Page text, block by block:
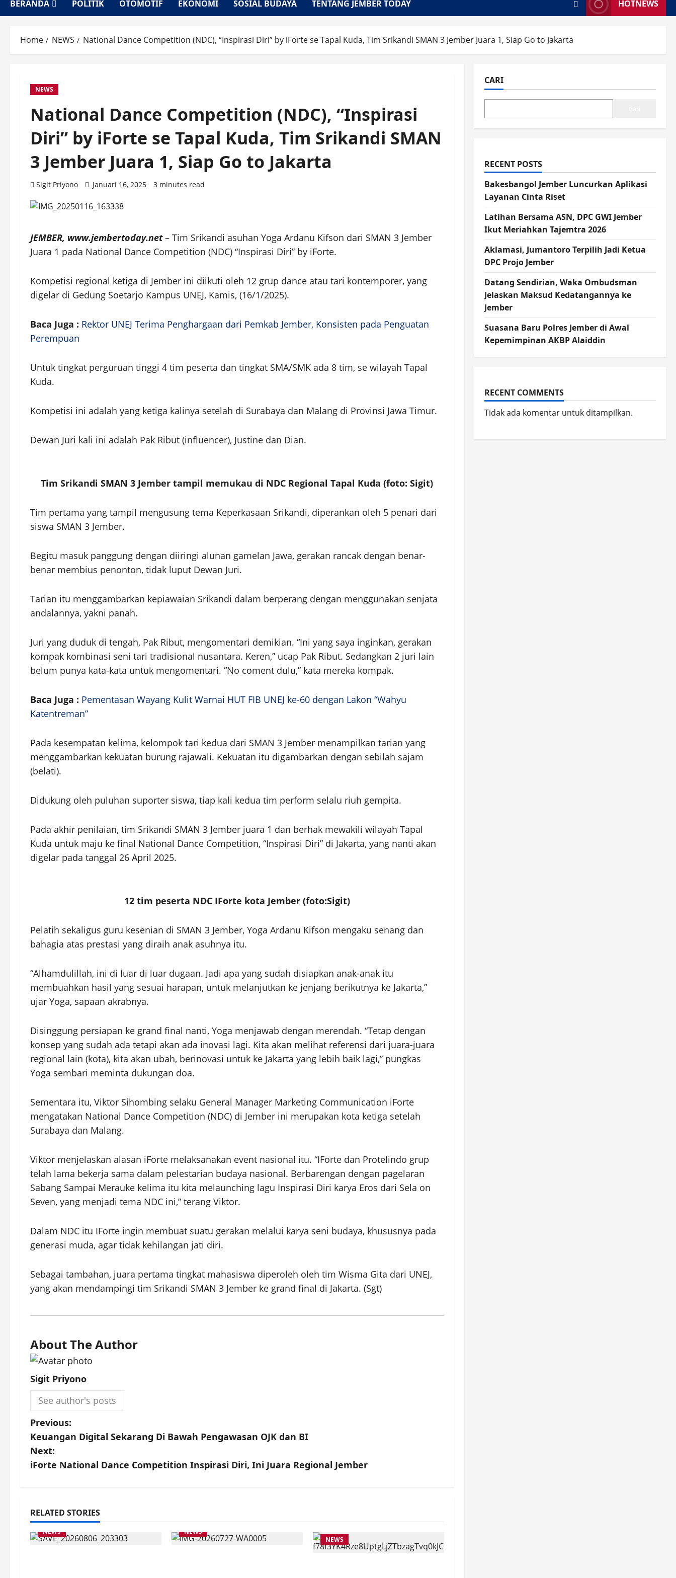
BERANDA POLITIK OTOMOTIF EKONOMI SOSIAL BUDAYA TENTANG JEMBER TODAY HOTNEWS
Home NEWS National Dance Competition (NDC), “Inspirasi Diri” by iForte se Tapal Kuda, Tim Srikandi SMAN 3 Jember Juara 1, Siap Go to Jakarta
NEWS
National Dance Competition (NDC), “Inspirasi
Diri” by iForte se Tapal Kuda, Tim Srikandi SMAN
3 Jember Juara 1, Siap Go to Jakarta
Sigit Priyono Januari 16, 2025 3 minutes read
JEMBER, www.jembertoday.net– Tim Srikandi asuhan Yoga Ardanu Kifson dari SMAN 3 Jember
Juara 1 pada National Dance Competition (NDC) “Inspirasi Diri” by iForte.
Kompetisi regional ketiga di Jember ini diikuti oleh 12 grup dance atau tari kontemporer, yang
digelar di Gedung Soetarjo Kampus UNEJ, Kamis, (16/1/2025).
Baca Juga : Rektor UNEJ Terima Penghargaan dari Pemkab Jember, Konsisten pada Penguatan
Perempuan
Untuk tingkat perguruan tinggi 4 tim peserta dan tingkat SMA/SMK ada 8 tim, se wilayah Tapal
Kuda.
Kompetisi ini adalah yang ketiga kalinya setelah di Surabaya dan Malang di Provinsi Jawa Timur.
Dewan Juri kali ini adalah Pak Ribut (influencer), Justine dan Dian.
Tim Srikandi SMAN 3 Jember tampil memukau di NDC Regional Tapal Kuda (foto: Sigit)
Tim pertama yang tampil mengusung tema Keperkasaan Srikandi, diperankan oleh 5 penari dari
siswa SMAN 3 Jember.
Begitu masuk panggung dengan diiringi alunan gamelan Jawa, gerakan rancak dengan benar-
benar membius penonton, tidak luput Dewan Juri.
Tarian itu menggambarkan kepiawaian Srikandi dalam berperang dengan menggunakan senjata
andalannya, yakni panah.
Juri yang duduk di tengah, Pak Ribut, mengomentari demikian. “Ini yang saya inginkan, gerakan
kompak kombinasi seni tari tradisional nusantara. Keren,” ucap Pak Ribut. Sedangkan 2 juri lain
belum punya kata-kata untuk mengomentari. “No coment dulu,” kata mereka kompak.
Baca Juga : Pementasan Wayang Kulit Warnai HUT FIB UNEJ ke-60 dengan Lakon “Wahyu
Katentreman”
Pada kesempatan kelima, kelompok tari kedua dari SMAN 3 Jember menampilkan tarian yang
menggambarkan kekuatan burung rajawali. Kekuatan itu digambarkan dengan sebilah sajam
(belati).
Didukung oleh puluhan suporter siswa, tiap kali kedua tim perform selalu riuh gempita.
Pada akhir penilaian, tim Srikandi SMAN 3 Jember juara 1 dan berhak mewakili wilayah Tapal
Kuda untuk maju ke final National Dance Competition, “Inspirasi Diri” di Jakarta, yang nanti akan
digelar pada tanggal 26 April 2025.
12 tim peserta NDC IForte kota Jember (foto:Sigit)
Pelatih sekaligus guru kesenian di SMAN 3 Jember, Yoga Ardanu Kifson mengaku senang dan
bahagia atas prestasi yang diraih anak asuhnya itu.
“Alhamdulillah, ini di luar di luar dugaan. Jadi apa yang sudah disiapkan anak-anak itu
membuahkan hasil yang sesuai harapan, untuk melanjutkan ke jenjang berikutnya ke Jakarta,”
ujar Yoga, sapaan akrabnya.
Disinggung persiapan ke grand final nanti, Yoga menjawab dengan merendah. “Tetap dengan
konsep yang sudah ada tetapi akan ada inovasi lagi. Kita akan melihat referensi dari juara-juara
regional lain (kota), kita akan ubah, berinovasi untuk ke Jakarta yang lebih baik lagi,” pungkas
Yoga sembari meminta dukungan doa.
Sementara itu, Viktor Sihombing selaku General Manager Marketing Communication iForte
mengatakan National Dance Competition (NDC) di Jember ini merupakan kota ketiga setelah
Surabaya dan Malang.
Viktor menjelaskan alasan iForte melaksanakan event nasional itu. “IForte dan Protelindo grup
telah lama bekerja sama dalam pelestarian budaya nasional. Berbarengan dengan pagelaran
Sabang Sampai Merauke kelima itu kita melaunching lagu Inspirasi Diri karya Eros dari Sela on
Seven, yang menjadi tema NDC ini,” terang Viktor.
Dalam NDC itu IForte ingin membuat suatu gerakan melalui karya seni budaya, khususnya pada
generasi muda, agar tidak kehilangan jati diri.
Sebagai tambahan, juara pertama tingkat mahasiswa diperoleh oleh tim Wisma Gita dari UNEJ,
yang akan mendampingi tim Srikandi SMAN 3 Jember ke grand final di Jakarta. (Sgt)
About The Author
Sigit Priyono
See author's posts
P
o
s
n
a
Previous:
Keuangan Digital Sekarang Di Bawah Pengawasan OJK dan BI
Next:
iForte National Dance Competition Inspirasi Diri, Ini Juara Regional Jember
RELATED STORIES
NEWS NEWS
NEWS
CARI
RECENT POSTS
Bakesbangol Jember Luncurkan Aplikasi
Layanan Cinta Riset
Latihan Bersama ASN, DPC GWI Jember
Ikut Meriahkan Tajemtra 2026
Aklamasi, Jumantoro Terpilih Jadi Ketua
DPC Projo Jember
Datang Sendirian, Waka Ombudsman
Jelaskan Maksud Kedatangannya ke
Jember
Suasana Baru Polres Jember di Awal
Kepemimpinan AKBP Alaiddin
RECENT COMMENTS
Tidak ada komentar untuk ditampilkan.